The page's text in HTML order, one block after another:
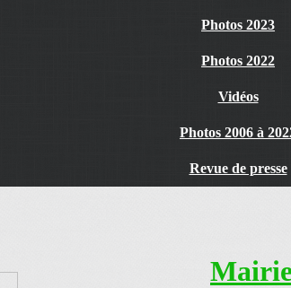
Photos 2023
Photos 2022
Vidéos
Photos 2006 à
Revue de presse